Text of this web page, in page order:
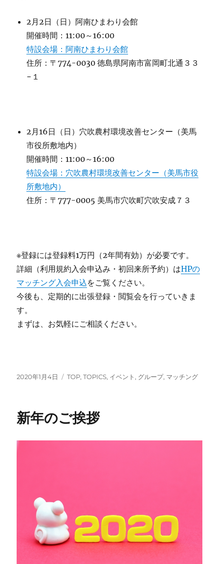
2月2日（日）阿南ひまわり会館
開催時間：11:00～16:00
特設会場：阿南ひまわり会館
住所：〒774-0030 徳島県阿南市富岡町北通３３
−１
2月16日（日）穴吹農村環境改善センター（美馬
市役所敷地内）
開催時間：11:00～16:00
特設会場：穴吹農村環境改善センター（美馬市役
所敷地内）
住所：〒777-0005 美馬市穴吹町穴吹安成７３
※登録には登録料1万円（2年間有効）が必要です。
詳細（利用規約入会申込み・初回来所予約）はHPの
マッチング入会申込をご覧ください。
今後も、定期的に出張登録・閲覧会を行っていきま
す。
まずは、お気軽にご相談ください。
投
2020年1月4日
カ
ー
TOP,TOPICS, イベント, グループ, マッチング
新年のご挨拶